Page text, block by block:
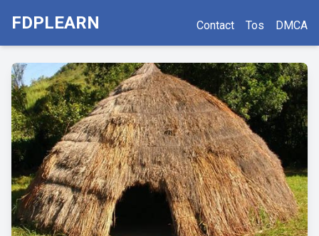
FDPLEARN Contact Tos DMCA